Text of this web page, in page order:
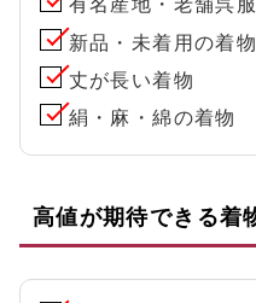
有名産地・老舗呉
新品・未着用の着物
丈が長い着物
絹・麻・綿の着物
高値が期待できる着